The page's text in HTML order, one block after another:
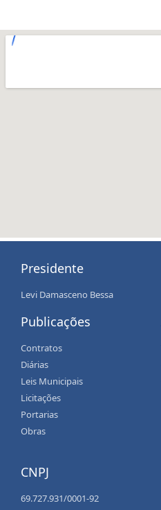
Presidente
Levi Damasceno Bessa
Publicações
Contratos
Diárias
Leis Municipais
Licitações
Portarias
Obras
CNPJ
69.727.931/0001-92